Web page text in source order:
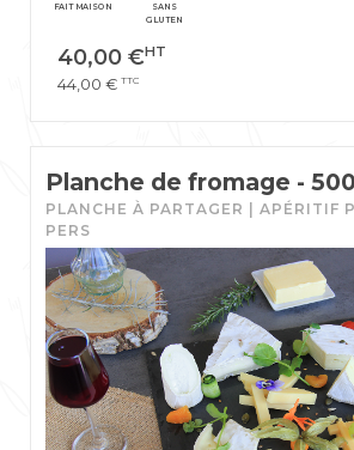
FAIT MAISON
SANS
GLUTEN
40,00 €HT
44,00 € TTC
Planche de fromage -
PLANCHE À PARTAGER | APÉRITIF
PERS